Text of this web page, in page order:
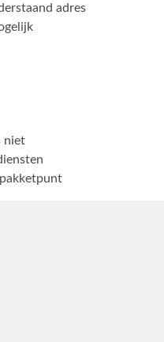
adres
niet